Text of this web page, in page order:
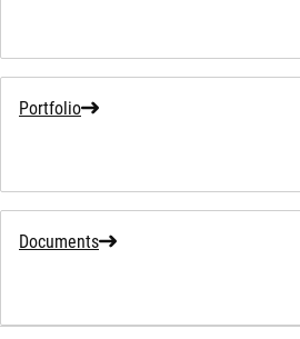
Portfolio
Documents